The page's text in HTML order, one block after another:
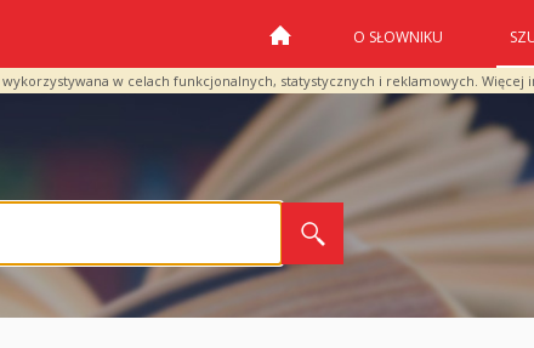
w celach funkcjonalnych, statystycznych i reklamowych. Więcej
O SŁOWNIKU